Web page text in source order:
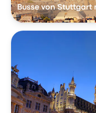
Busse von Stuttgart